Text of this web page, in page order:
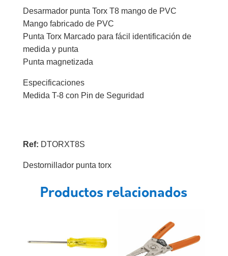
Desarmador punta Torx T8 mango de PVC
Mango fabricado de PVC
Punta Torx Marcado para fácil identificación de
medida y punta
Punta magnetizada
Especificaciones
Medida T-8 con Pin de Seguridad
Ref: DTORXT8S
Destornillador punta torx
Productos relacionados